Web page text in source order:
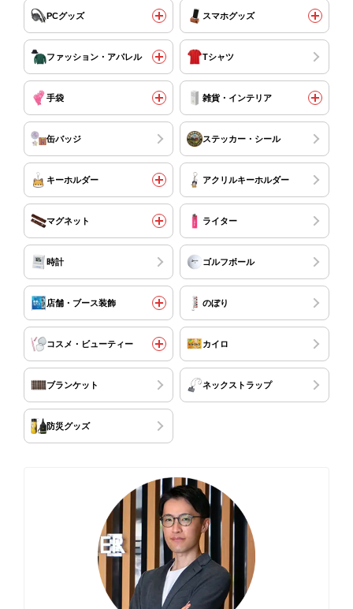
PCグッズ スマホグッズ
ファッション・アパレル Tシャツ
手袋 雑貨・インテリア
缶バッジ ステッカー・シール
キーホルダー アクリルキーホルダー
マグネット ライター
時計 ゴルフボール
店舗・ブース装飾 のぼり
コスメ・ビューティー カイロ
ブランケット ネックストラップ
防災グッズ